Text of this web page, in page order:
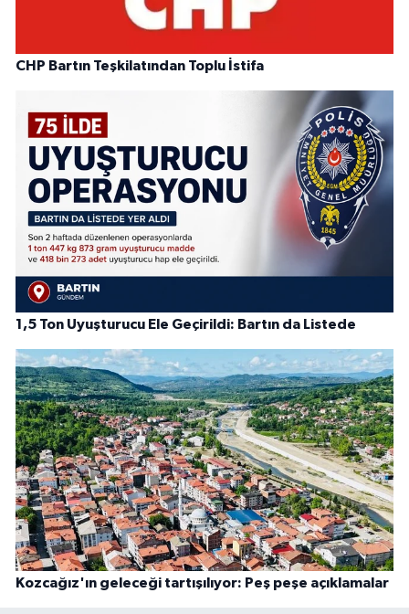
CHP Bartın Teşkilatından Toplu İstifa
1,5 Ton Uyuşturucu Ele Geçirildi: Bartın da Listede
Kozcağız'ın geleceği tartışılıyor: Peş peşe açıklamalar